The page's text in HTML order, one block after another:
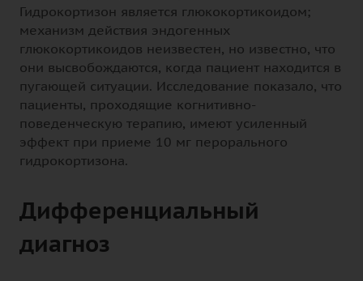
Гидрокортизон является глюкокортикоидом;
механизм действия эндогенных
глюкокортикоидов неизвестен, но известно, что
они высвобождаются, когда пациент находится в
пугающей ситуации. Исследование показало, что
пациенты, проходящие когнитивно-
поведенческую терапию, имеют усиленный
эффект при приеме 10 мг перорального
гидрокортизона.
Дифференциальный
диагноз